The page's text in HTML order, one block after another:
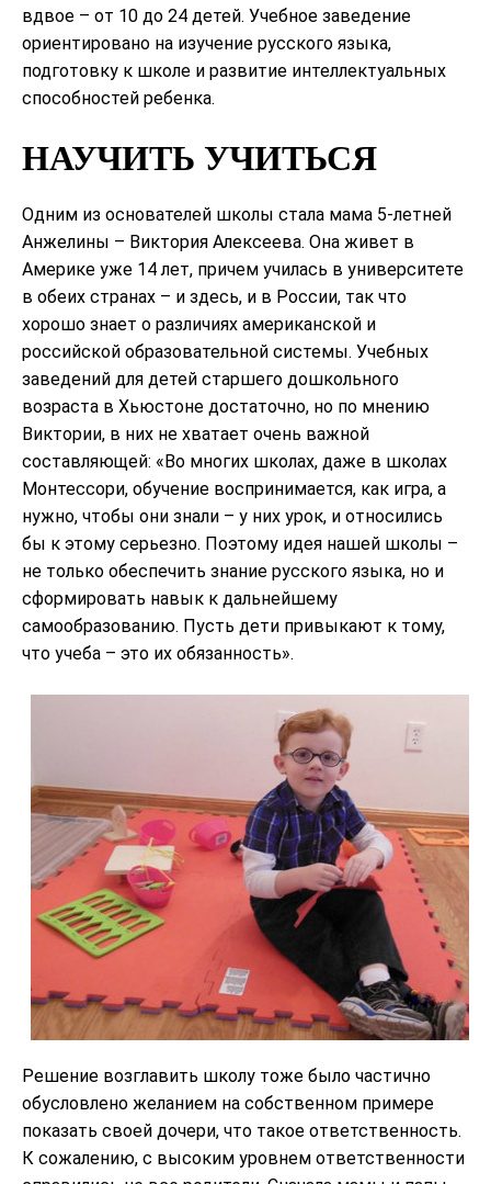
вдвое – от 10 до 24 детей. Учебное заведение
ориентировано на изучение русского языка,
подготовку к школе и развитие интеллектуальных
способностей ребенка.
НАУЧИТЬ УЧИТЬСЯ
Одним из основателей школы стала мама 5-летней
Анжелины – Виктория Алексеева. Она живет в
Америке уже 14 лет, причем училась в университете
в обеих странах – и здесь, и в России, так что
хорошо знает о различиях американской и
российской образовательной системы. Учебных
заведений для детей старшего дошкольного
возраста в Хьюстоне достаточно, но по мнению
Виктории, в них не хватает очень важной
составляющей: «Во многих школах, даже в школах
Монтессори, обучение воспринимается, как игра, а
нужно, чтобы они знали – у них урок, и относились
бы к этому серьезно. Поэтому идея нашей школы –
не только обеспечить знание русского языка, но и
сформировать навык к дальнейшему
самообразованию. Пусть дети привыкают к тому,
что учеба – это их обязанность».
Решение возглавить школу тоже было частично
обусловлено желанием на собственном примере
показать своей дочери, что такое ответственность.
К сожалению, с высоким уровнем ответственности